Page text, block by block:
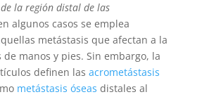
la región distal de las
algunos casos se emplea
metástasis que afectan a la
de manos y pies. Sin embargo, la
definen las acrometástasis
metástasis óseas distales al